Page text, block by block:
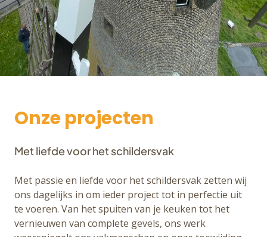
Onze projecten
Met liefde voor het schildersvak
Met passie en liefde voor het schildersvak zetten wij
ons dagelijks in om ieder project tot in perfectie uit
te voeren. Van het spuiten van je keuken tot het
vernieuwen van complete gevels, ons werk